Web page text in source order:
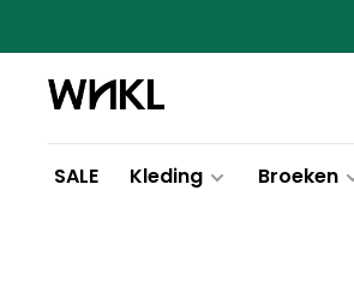
SALE Kleding Broeken